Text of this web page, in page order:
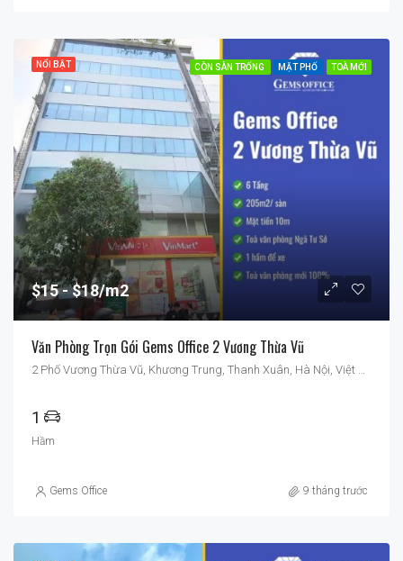
NỔI BẬT CÒN SÀN TRỐNG MẶT PHỐ TOÀ MỚI
$15 $18/m2
Văn Phòng Trọn Gói Gems Office 2 Vương Thừa Vũ
2 Phố Vương Thừa Vũ, Khương Trung, Thanh Xuân, Hà Nội, Việt Nam
1
Hầm
Gems Office 9 tháng trước